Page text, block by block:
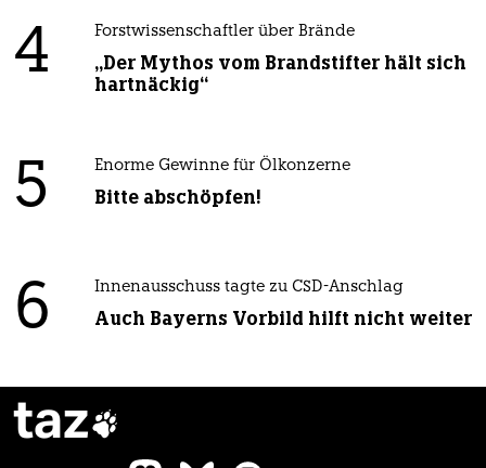
4 Forstwissenschaftler über Brände
„Der Mythos vom Brandstifter hält sich
hartnäckig“
5 Enorme Gewinne für Ölkonzerne
Bitte abschöpfen!
6 Innenausschuss tagte zu CSD-Anschlag
Auch Bayerns Vorbild hilft nicht weiter
taz